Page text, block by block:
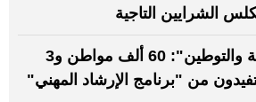
الشرايين التاجية
"الموارد البشرية والتوطين": 60 ألف مواطن و3
من "برنامج الإرشاد المهني"